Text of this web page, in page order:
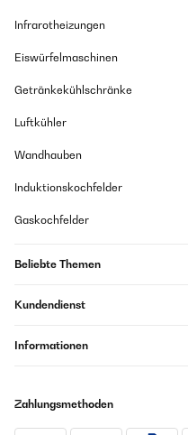
Infrarotheizungen
Eiswürfelmaschinen
Getränkekühlschränke
Luftkühler
Wandhauben
Induktionskochfelder
Gaskochfelder
Beliebte Themen
Kundendienst
Informationen
Zahlungsmethoden